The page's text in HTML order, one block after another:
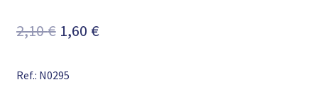
2,10€ El
original
1,60 €El
Ref.: N0295